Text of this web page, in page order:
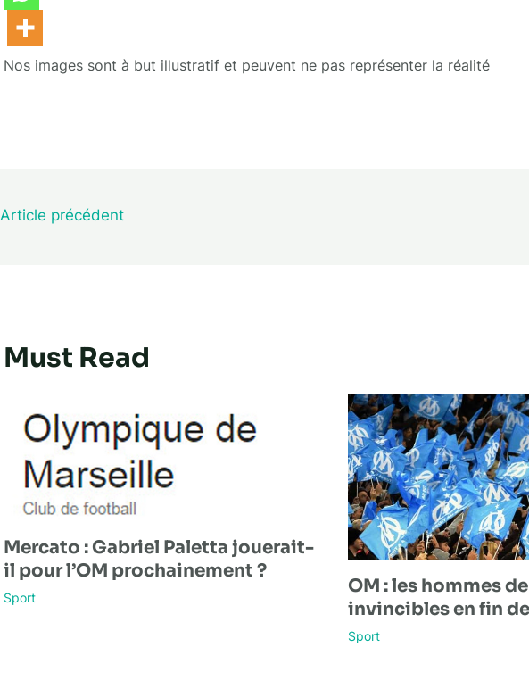
Nos images sont à but illustratif et peuvent ne pas représenter la réalité
Article précédent
Must Read
Mercato : Gabriel Paletta jouerait-
il pour l’OM prochainement ?
Sport
OM : les hommes
invincibles en fin
Sport